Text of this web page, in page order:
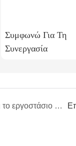
Συμφωνώ Για Τη
Συνεργασία
Τούρκος πελάτης επισκέπτεται το εργοστάσιο θερμικών εκτυπωτών HOIN: Εμβάθυνση της συνεργασίας και δημιουργία ενός αμοιβαία επωφελούς μέλλοντος